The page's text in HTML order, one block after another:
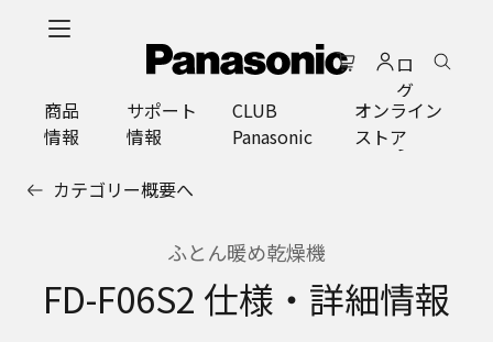
ロ
グ
イ
ン
商品
情報
サポート
情報
CLUB
Panasonic
オンライン
ストア
カテゴリー概要へ
ふとん暖め乾燥機
FD-F06S2 仕様・詳細情報